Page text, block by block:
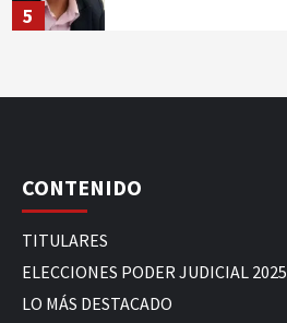
5
CONTENIDO
TITULARES
ELECCIONES PODER JUDICIAL 2025
LO MÁS DESTACADO